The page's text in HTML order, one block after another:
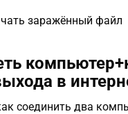
заражённый файл
в
соединить два